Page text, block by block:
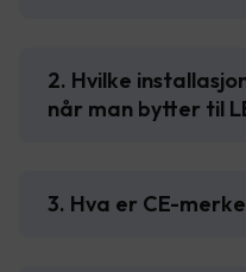
2. Hvilke
når man bytter til
3. Hva er CE-